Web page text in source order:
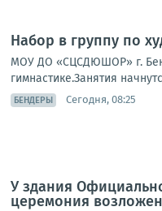
Набор в группу по
МОУ ДО «СЦСДЮШОР» г.
гимнастике.Занятия
БЕНДЕРЫ Сегодня, 08:25
У здания
церемония